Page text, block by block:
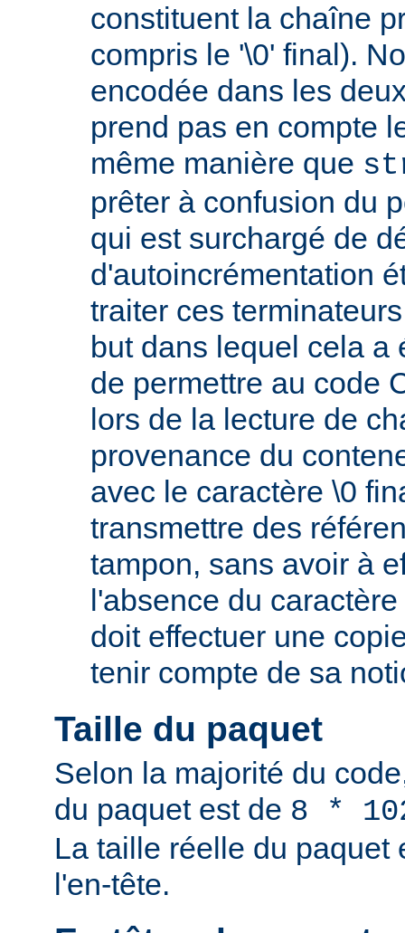
constituent la chaîne
compris le '\0' final).
encodée dans les
prend pas en compte
même manière que
prêter à confusion du
qui est surchargé de
d'autoincrémentation
traiter ces
but dans lequel cela a
de permettre au code
lors de la lecture de
provenance du
avec le caractère \0
transmettre des
tampon, sans avoir à
l'absence du
doit effectuer une
tenir compte de sa
Taille du paquet
Selon la majorité du
du paquet est de 8 *
La taille réelle du paquet
l'en-tête.